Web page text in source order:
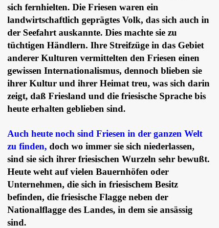
sich fernhielten. Die Friesen waren ein
landwirtschaftlich geprägtes Volk, das sich auch in
der Seefahrt auskannte. Dies machte sie zu
tüchtigen Händlern. Ihre Streifzüge in das Gebiet
anderer Kulturen vermittelten den Friesen einen
gewissen Internationalismus, dennoch blieben sie
ihrer Kultur und ihrer Heimat treu, was sich darin
zeigt, daß Friesland und die friesische Sprache bis
heute erhalten geblieben sind.
Auch heute noch sind Friesen in der ganzen Welt
zu finden, doch wo immer sie sich niederlassen,
sind sie sich ihrer friesischen Wurzeln sehr bewußt.
Heute weht auf vielen Bauernhöfen oder
Unternehmen, die sich in friesischem Besitz
befinden, die friesische Flagge neben der
Nationalflagge des Landes, in dem sie ansässig
sind.